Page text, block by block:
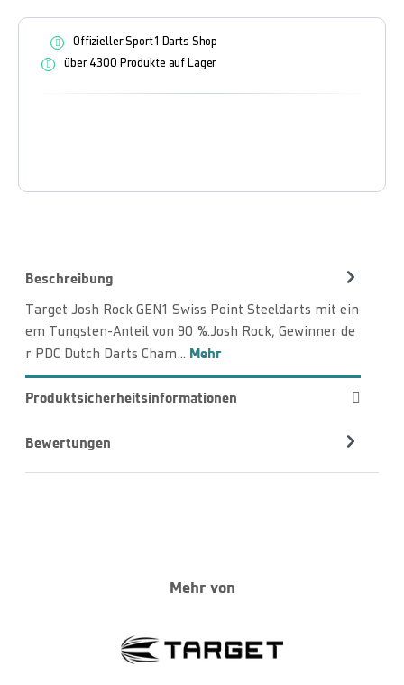
Beschreibung
Target Josh Rock GEN1 Swiss Point Steeldarts mit ein
em Tungsten-Anteil von 90 %.Josh Rock, Gewinner de
r PDC Dutch Darts Cham… Mehr
Produktsicherheitsinformationen
Bewertungen
Offizieller Sport1 Darts Shop
über 4300 Produkte auf Lager
Mehr von